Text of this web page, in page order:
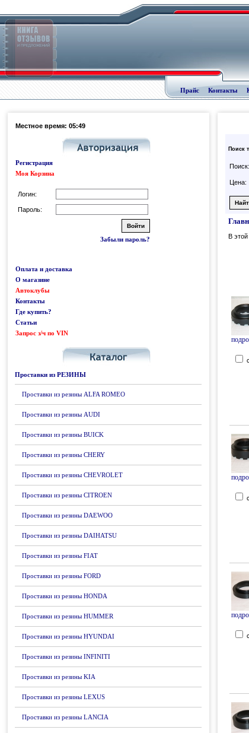
Прайс Контакты
Местное время: 05:49
Регистрация
Моя Корзина
Логин:
Пароль:
Забыли пароль?
Оплата и доставка
О магазине
Автоклубы
Контакты
Где купить?
Статьи
Запрос з/ч по VIN
Проставки из РЕЗИНЫ
Проставки из резины ALFA ROMEO
Проставки из резины AUDI
Проставки из резины BUICK
Проставки из резины CHERY
Проставки из резины CHEVROLET
Проставки из резины CITROEN
Проставки из резины DAEWOO
Проставки из резины DAIHATSU
Проставки из резины FIAT
Проставки из резины FORD
Проставки из резины HONDA
Проставки из резины HUMMER
Проставки из резины HYUNDAI
Проставки из резины INFINITI
Проставки из резины KIA
Проставки из резины LEXUS
Проставки из резины LANCIA
Поиск
Поиск:
Цена:
В